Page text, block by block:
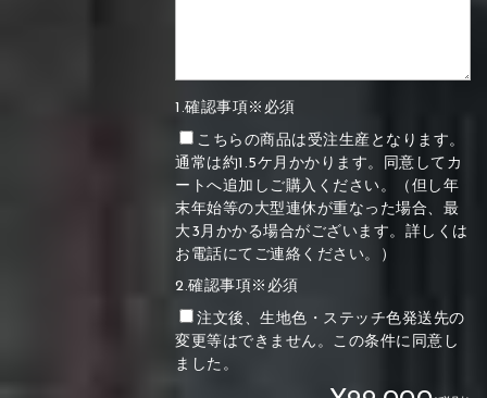
1.確認事項※必須
こちらの商品は受注生産となります。
通常は約1.5ケ月かかります。同意してカ
ートへ追加しご購入ください。（但し年
末年始等の大型連休が重なった場合、最
大3月かかる場合がございます。詳しくは
お電話にてご連絡ください。）
2.確認事項※必須
注文後、生地色・ステッチ色発送先の
変更等はできません。この条件に同意し
ました。